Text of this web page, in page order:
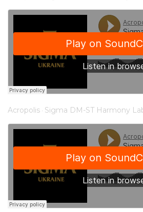
Acropolis · Sigma DM-ST Harmony